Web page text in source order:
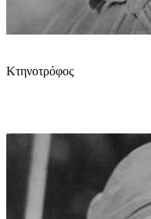
Κτηνοτρόφος